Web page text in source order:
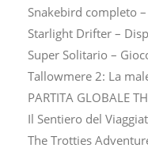
Snakebird completo
Starlight Drifter –
Super Solitario –
Tallowmere 2: La
PARTITA GLOBALE
Il Sentiero del
The Trotties